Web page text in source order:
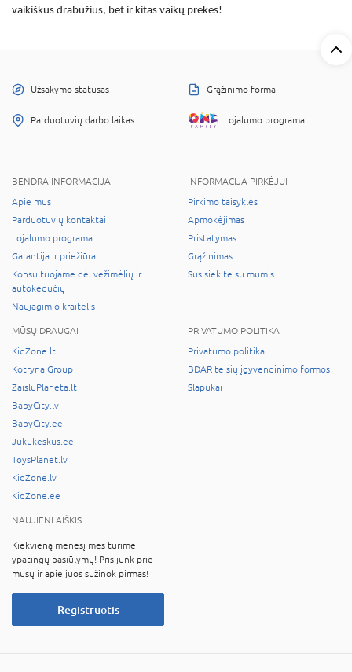
vaikiškus drabužius, bet ir kitas vaikų prekes!
Užsakymo statusas Grąžinimo forma
Parduotuvių darbo laikas Lojalumo programa
BENDRA INFORMACIJA
Apie mus
Parduotuvių kontaktai
Lojalumo programa
Garantija ir priežiūra
Konsultuojame dėl vežimėlių ir
autokėdučių
Naujagimio kraitelis
INFORMACIJA PIRKĖJUI
Pirkimo taisyklės
Apmokėjimas
Pristatymas
Grąžinimas
Susisiekite su mumis
MŪSŲ DRAUGAI
KidZone.lt
Kotryna Group
ZaisluPlaneta.lt
BabyCity.lv
BabyCity.ee
Jukukeskus.ee
ToysPlanet.lv
KidZone.lv
KidZone.ee
PRIVATUMO POLITIKA
Privatumo politika
BDAR teisių įgyvendinimo formos
Slapukai
NAUJIENLAIŠKIS
Kiekvieną mėnesį mes turime
ypatingų pasiūlymų! Prisijunk prie
mūsų ir apie juos sužinok pirmas!
Registruotis